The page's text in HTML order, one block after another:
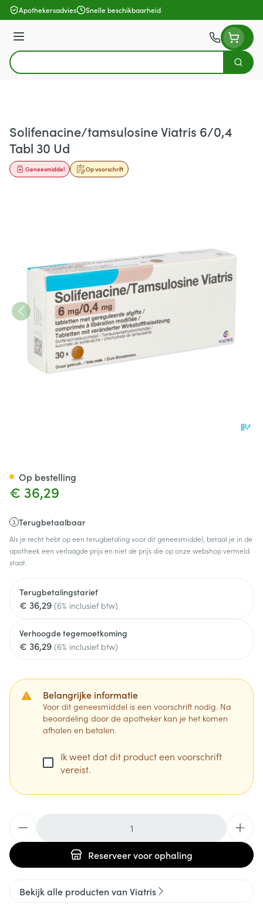
Ga naar de inhoud
Apothekersadvies Snelle beschikbaarheid
Menu
Product, merk, categorie...
Zoek
Solifenacine/tamsulosine Viatris 6/0,4
Tabl 30 Ud
Op voorschrift
Geneesmiddel
€ 36,29
Terugbetaalbaar
Als je recht hebt op een terugbetaling voor dit geneesmiddel, betaal je in de
apotheek een verlaagde prijs en niet de prijs die op onze webshop vermeld
staat.
Terugbetalingstarief
€ 36,29 (6% inclusief btw)
Verhoogde tegemoetkoming
€ 36,29 (6% inclusief btw)
Belangrijke informatie
Voor dit geneesmiddel is een voorschrift nodig. Na
beoordeling door de apotheker kan je het komen
afhalen en betalen.
Ik weet dat dit product een voorschrift
vereist.
Reserveervoor ophaling
Op bestelling
Bekijk alle producten van Viatris